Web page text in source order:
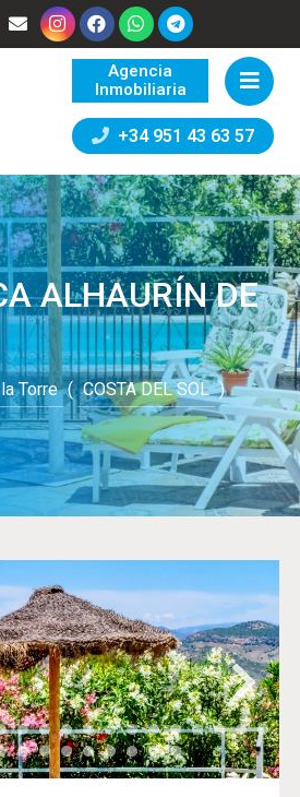
+34 951 43 63 57
Agencia
Inmobiliaria
ALHAURÍN DE
Torre ( COSTA DEL SOL )